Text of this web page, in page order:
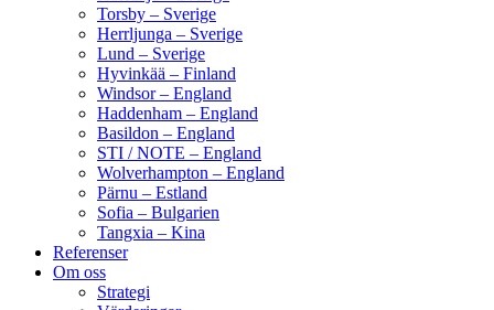
Torsby – Sverige
Herrljunga – Sverige
Lund – Sverige
Hyvinkää – Finland
Windsor – England
Haddenham – England
Basildon – England
STI / NOTE – England
Wolverhampton – England
Pärnu – Estland
Sofia – Bulgarien
Tangxia – Kina
Referenser
Om oss
Strategi